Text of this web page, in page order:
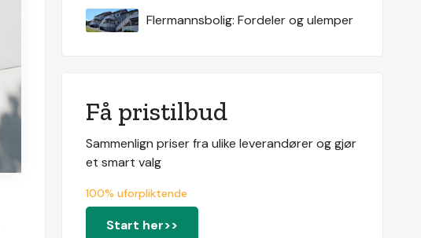
Flermannsbolig: Fordeler og ulemper
Få pristilbud
Sammenlign priser fra ulike leverandører og gjør
et smart valg
100% uforpliktende
Start her>>